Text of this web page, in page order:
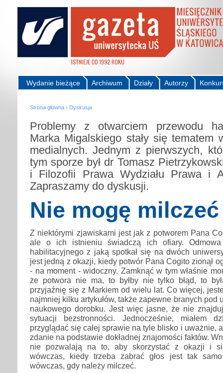
Autorzy
Działy
Archiwum
Wydanie bieżące
Strona główna › Dyskusja
Problemy z otwarciem przewodu
Marka Migalskiego stały się tematem
medialnych. Jednym z pierwszych,
tym sporze był dr Tomasz
i Filozofii Prawa Wydziału Prawa i
Zapraszamy do dyskusji.
Nie mogę milczeć
Z niektórymi zjawiskami jest jak z potworem Pana
ale o ich istnieniu świadczą ich ofiary. Odmowa
habilitacyjnego z jaką spotkał się na dwóch
jest jedną z okazji, kiedy potwór Pana Cogito zionął
- na moment - widoczny. Zamknąć w tym właśnie
że potwora nie ma, to byłby nie tylko błąd, to
przyjaźnię się z Markiem od wielu lat. Co więcej,
najmniej kilku artykułów, także zapewne branych pod
naukowego dorobku. Jest więc jasne, że nie
sytuacji bezstronności. Jednocześnie, miałem
przyglądać się całej sprawie na tyle blisko i uważnie,
zdanie na podstawie dokładnej znajomości faktów.
nie pozwalają na to, aby skorzystać z okazji i
wówczas, kiedy trzeba zabrać głos jest tak
wówczas, gdy należy milczeć.